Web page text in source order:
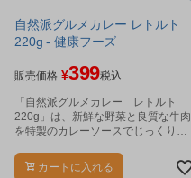
自然派グルメカレー レトルト
220g - 健康フーズ
販売価格 ¥399税込
「自然派グルメカレー レトルト
220g」は、新鮮な野菜と良質な牛肉
を特製のカレーソースでじっくり煮
カートに入れる